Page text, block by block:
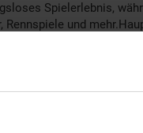
Spielerlebnis,
und
Komfort auch
vielseitigen Einsatz.•
die Wert auf
am Computer.
Bedienungsanleitung